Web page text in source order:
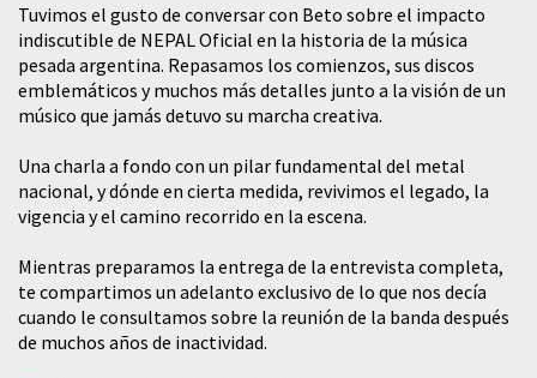
Tuvimos el gusto de conversar con Beto sobre el impacto
indiscutible de NEPAL Oficial en la historia de la música
pesada argentina. Repasamos los comienzos, sus discos
emblemáticos y muchos más detalles junto a la visión de un
músico que jamás detuvo su marcha creativa.
​Una charla a fondo con un pilar fundamental del metal
nacional, y dónde en cierta medida, revivimos el legado, la
vigencia y el camino recorrido en la escena.
Mientras preparamos la entrega de la entrevista completa,
te compartimos un adelanto exclusivo de lo que nos decía
cuando le consultamos sobre la reunión de la banda después
de muchos años de inactividad.